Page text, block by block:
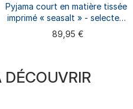
Pyjama court en matière tissée
imprimé « seasalt » - selected
premium
89,95 €
DÉCOUVRIR